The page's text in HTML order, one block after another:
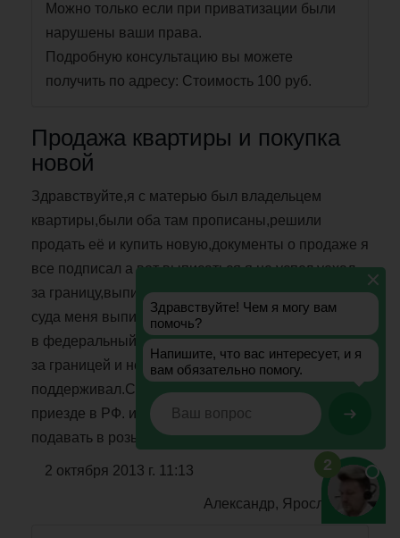
Можно только если при приватизации были
нарушены ваши права.
Подробную консультацию вы можете
получить по адресу: Стоимость 100 руб.
Продажа квартиры и покупка
новой
Здравствуйте,я с матерью был владельцем
квартиры,были оба там прописаны,решили
продать её и купить новую,документы о продаже я
все подписал а вот выписаться я не успел уехал
за границу,выписалась только мама.По решению
суда меня выписали из старой квартиры,и подали
в федеральный розыск.Все это время находился
за границей и не знал о произошедшем.Связей не
поддерживал.Скажите что теперь будет при
приезде в РФ. и что делать мне дальше?зачем
подавать в розыск?
2 октября 2013 г. 11:13
Александр, Ярославль